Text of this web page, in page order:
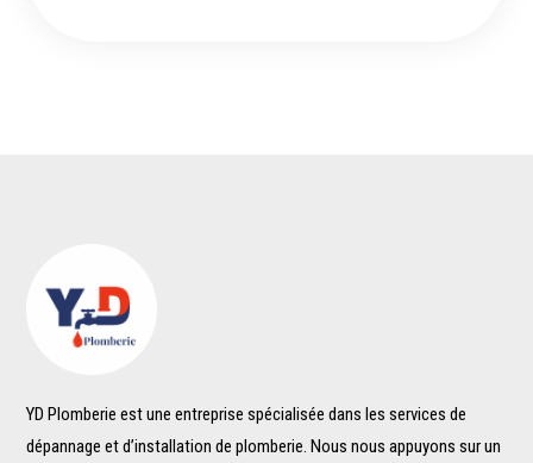
YD Plomberie est une entreprise spécialisée dans les services de
dépannage et d’installation de plomberie. Nous nous appuyons sur un